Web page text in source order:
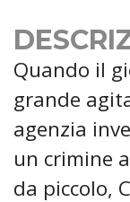
Quando il
grande
agenzia
un crimine
da piccolo,